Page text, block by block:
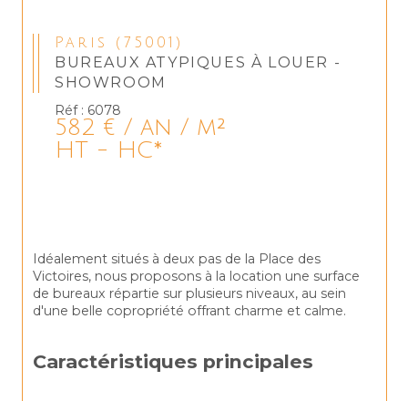
Paris (75001)
BUREAUX ATYPIQUES À LOUER -
SHOWROOM
Réf : 6078
582 € / an / m²
HT - HC*
Idéalement situés à deux pas de la Place des
Victoires, nous proposons à la location une surface
de bureaux répartie sur plusieurs niveaux, au sein
d'une belle copropriété offrant charme et calme.
Caractéristiques principales